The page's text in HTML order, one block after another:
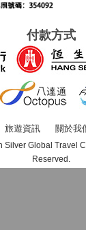
付款方式
旅遊資訊 關於我
Global Travel
Reserved.